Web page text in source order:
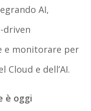
AI,
driven
e monitorare per
Cloud e dell’AI.
è oggi